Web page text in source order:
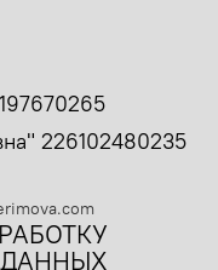
226102480235